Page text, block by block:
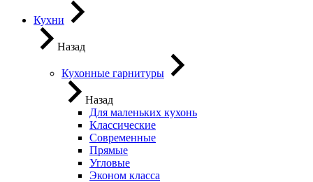
Кухни
Назад
Кухонные гарнитуры
Назад
Для маленьких кухонь
Классические
Современные
Прямые
Угловые
Эконом класса